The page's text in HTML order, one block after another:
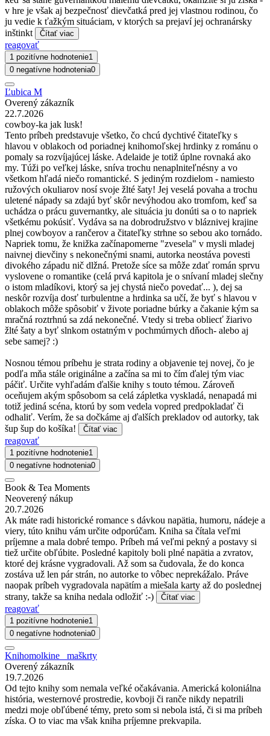
v hre je však aj bezpečnosť dievčatká pred jej vlastnou rodinou, čo
ju vedie k ťažkým situáciam, v ktorých sa prejaví jej ochranársky
inštinkt
Čítať viac
reagovať
1 pozitívne hodnotenie1
0 negatívne hodnotenia0
Ľubica M
Overený zákazník
22.7.2026
cowboy-ka jak lusk!
Tento príbeh predstavuje všetko, čo chcú dychtivé čitateľky s
hlavou v oblakoch od poriadnej knihomoľskej hrdinky z románu o
pomaly sa rozvíjajúcej láske. Adelaide je totiž úplne rovnaká ako
my. Túži po veľkej láske, sníva trochu nenaplniteľnésny a vo
všetkom hľadá niečo romantické. S jediným rozdielom - namiesto
ružových okuliarov nosí svoje žlté šaty! Jej veselá povaha a trochu
uletené nápady sa zdajú byť skôr nevýhodou ako tromfom, keď sa
uchádza o prácu guvernantky, ale situácia ju donúti sa o to napriek
všetkému pokúsiť. Vydáva sa na dobrodružstvo v bláznivej krajine
plnej cowboyov a rančerov a čitateľky strhne so sebou ako tornádo.
Napriek tomu, že knižka začínapomerne "zvesela" v mysli mladej
naivnej dievčiny s nekonečnými snami, autorka neostáva povesti
divokého západu nič dlžná. Pretože síce sa môže zdať román sprvu
vyslovene o romantike (celá prvá kapitola je o snívaní mladej slečny
o istom mladíkovi, ktorý sa jej chystá niečo povedať... ), dej sa
neskôr rozvíja dosť turbulentne a hrdinka sa učí, že byť s hlavou v
oblakoch môže spôsobiť v živote poriadne búrky a čakanie kým sa
mračná roztrhnú sa zdá nekonečné. Vtedy si treba obliecť žiarivo
žlté šaty a byť slnkom ostatným v pochmúrnych dňoch- alebo aj
sebe samej? :)
Nosnou témou príbehu je strata rodiny a objavenie tej novej, čo je
podľa mňa stále originálne a začína sa mi to čím ďalej tým viac
páčiť. Určite vyhľadám ďalšie knihy s touto témou. Zároveň
oceňujem akým spôsobom sa celá zápletka vyskladá, nenapadá mi
totiž jediná scéna, ktorú by som vedela vopred predpokladať či
odhaliť. Verím, že sa dočkáme aj ďalších prekladov od autorky, tak
šup šup do košíka!
Čítať viac
reagovať
1 pozitívne hodnotenie1
0 negatívne hodnotenia0
Book & Tea Moments
Neoverený nákup
20.7.2026
Ak máte radi historické romance s dávkou napätia, humoru, nádeje a
viery, túto knihu vám určite odporúčam. Kniha sa čítala veľmi
príjemne a mala dobré tempo. Príbeh má veľmi pekný a postavy si
tiež určite obľúbite. Posledné kapitoly boli plné napätia a zvratov,
ktoré dej krásne vygradovali. Až som sa čudovala, že do konca
zostáva už len pár strán, no autorke to vôbec neprekážalo. Práve
naopak príbeh vygradovala napätím a miešala karty až do poslednej
strany, takže sa kniha nedala odložiť :-)
Čítať viac
reagovať
1 pozitívne hodnotenie1
0 negatívne hodnotenia0
Knihomolkine_ maškrty
Overený zákazník
19.7.2026
Od tejto knihy som nemala veľké očakávania. Americká koloniálna
história, westernové prostredie, kovboji či ranče nikdy nepatrili
medzi moje obľúbené témy, preto som si nebola istá, či si ma príbeh
získa. O to viac ma však kniha príjemne prekvapila.